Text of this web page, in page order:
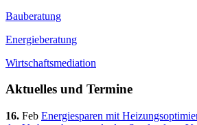
Bauberatung
Energieberatung
Wirtschaftsmediation
Aktuelles und Termine
16. Feb Energiesparen mit